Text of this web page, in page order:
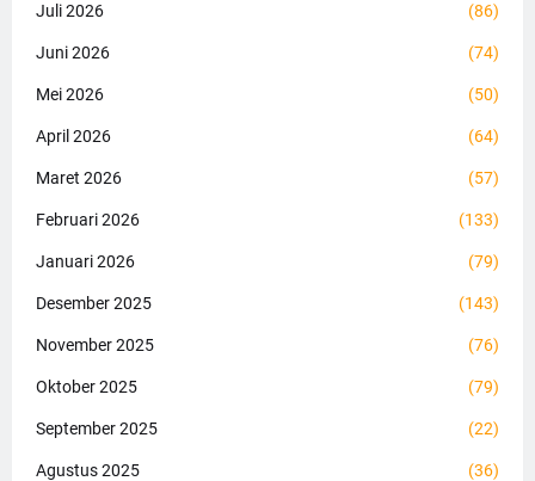
Juli 2026 (86)
Juni 2026 (74)
Mei 2026 (50)
April 2026 (64)
Maret 2026 (57)
Februari 2026 (133)
Januari 2026 (79)
Desember 2025 (143)
November 2025 (76)
Oktober 2025 (79)
September 2025 (22)
Agustus 2025 (36)